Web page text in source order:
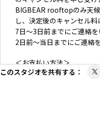
BIGBEAR rooftopのみ天
し、決定後のキャンセル料
7日～3日前までにご連絡
2日前～当日までにご連絡
＜お支払い方法＞
請求書払い（ご利用後1週
このスタジオを共有する ：